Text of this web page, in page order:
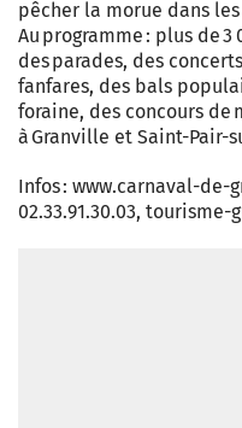
pêcher la morue dans
Au programme : plus de
des parades, des
fanfares, des bals
foraine, des concours de
à Granville et Saint-Pair-
Infos : www.carnaval-de-
02.33.91.30.03,